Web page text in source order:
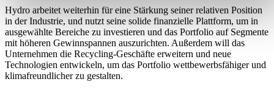
Hydro arbeitet weiterhin für eine Stärkung seiner relativen Position
in der Industrie, und nutzt seine solide finanzielle Plattform, um in
ausgewählte Bereiche zu investieren und das Portfolio auf Segmente
mit höheren Gewinnspannen auszurichten. Außerdem will das
Unternehmen die Recycling-Geschäfte erweitern und neue
Technologien entwickeln, um das Portfolio wettbewerbsfähiger und
klimafreundlicher zu gestalten.